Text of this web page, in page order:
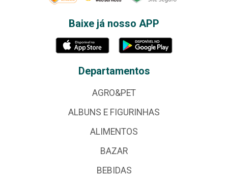
Baixe já nosso APP
Departamentos
AGRO&PET
ALBUNS E FIGURINHAS
ALIMENTOS
BAZAR
BEBIDAS